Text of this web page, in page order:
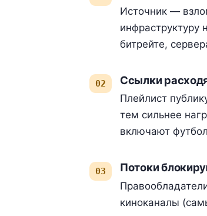
Источник —
инфраструктуру
битрейте,
Ссылки
Плейлист
тем сильнее
включают
Потоки
киноканалы